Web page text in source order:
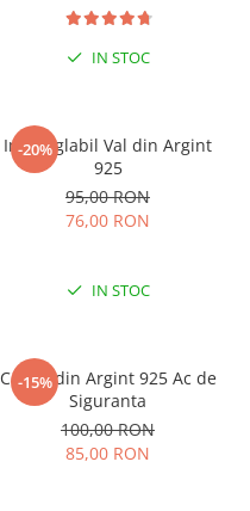
IN STOC
-20%
Inel reglabil Val din Argint
925
95,00 RON
76,00 RON
IN STOC
-15%
Cercei din Argint 925 Ac de
Siguranta
100,00 RON
85,00 RON